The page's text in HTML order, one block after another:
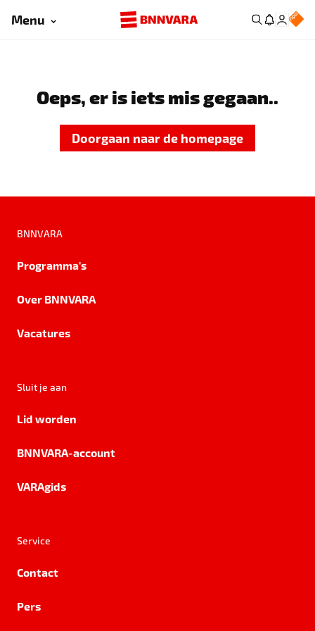
Menu
Oeps, er is iets mis gegaan..
Doorgaan naar de homepage
BNNVARA
Programma's
Over BNNVARA
Vacatures
Sluit je aan
Lid worden
BNNVARA-account
VARAgids
Service
Contact
Pers